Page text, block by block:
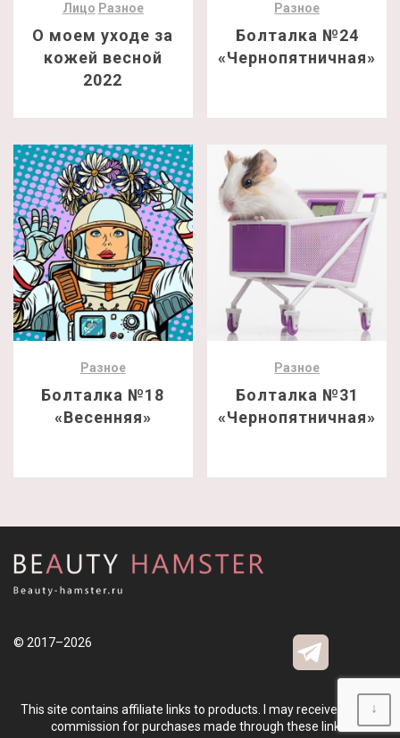
Лицо Разное
О моем уходе за
кожей весной
2022
Разное
Болталка №24
«Чернопятничная»
Разное
Болталка №18
«Весенняя»
Разное
Болталка №31
«Чернопятничная»
© 2017–2026
This site contains affiliate links to products. I may receive a small
commission for purchases made through these links.
↓